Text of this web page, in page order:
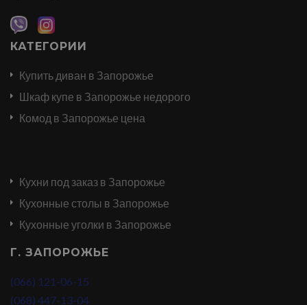
КАТЕГОРИИ
Купить диван в Запорожье
Шкаф купе в Запорожье недорого
Комод в Запорожье цена
Кухни под заказ в Запорожье
Кухонные столы в Запорожье
Кухонные уголки в Запорожье
Г. ЗАПОРОЖЬЕ
(066) 121-06-15
(068) 447-13-04